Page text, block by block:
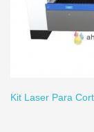
Kit Laser Para